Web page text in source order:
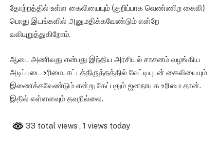
தோற்றத்தில் உள்ள கைலியையும் (குறிப்பாக வெண்ணிற கைலி)
பொது இடங்களில் அனுமதிக்கவேண்டும் என்றே
வலியுறுத்துகிறோம்.
ஆடை அணிவது என்பது இந்திய அரசியல் சாசனம் வழங்கிய
அடிப்படை உரிமை. சட்டத்திருத்தத்தில் வேட்டியுடன் கைலியையும்
இணைக்கவேண்டும் என்று கேட்பதும் ஜனநாயக உரிமை தான்.
இதில் எள்ளளவும் தவறில்லை.
33 total views , 1 views today